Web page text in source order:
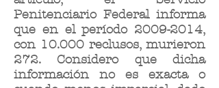
Penitenciario Federal informa
que en el período 2009-2014,
con 10.000 reclusos, murieron
272. Considero que dicha
información no es exacta o